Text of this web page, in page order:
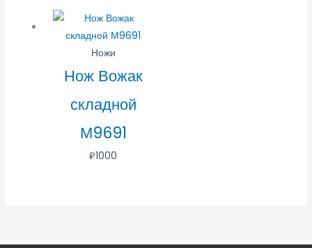
Ножи
Нож Вожак
складной
М9691
₽1000